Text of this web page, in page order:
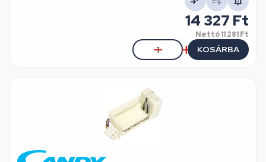
14 327 Ft
Nettó11 281 Ft
KOSÁRBA